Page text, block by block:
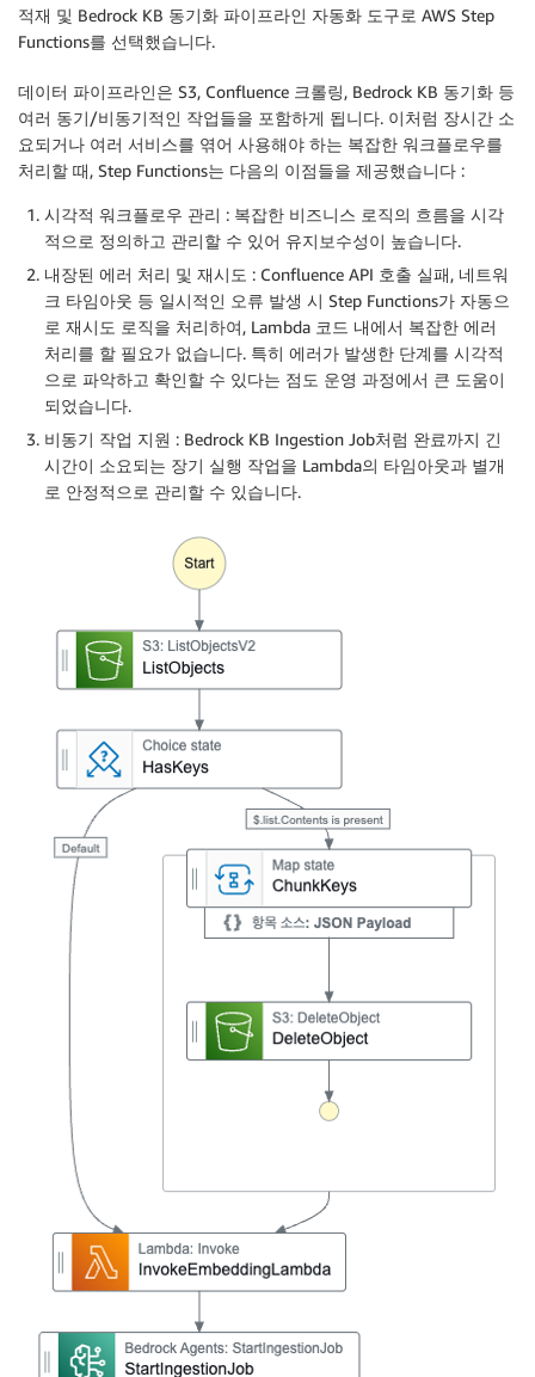
적재 및 Bedrock KB 동기화 파이프라인 자동화 도구로 AWS Step
Functions를 선택했습니다.
데이터 파이프라인은 S3, Confluence 크롤링, Bedrock KB 동기화 등
여러 동기/비동기적인 작업들을 포함하게 됩니다. 이처럼 장시간 소
요되거나 여러 서비스를 엮어 사용해야 하는 복잡한 워크플로우를
처리할 때, Step Functions는 다음의 이점들을 제공했습니다 :
시각적 워크플로우 관리 : 복잡한 비즈니스 로직의 흐름을 시각
적으로 정의하고 관리할 수 있어 유지보수성이 높습니다.
내장된 에러 처리 및 재시도 : Confluence API 호출 실패, 네트워
크 타임아웃 등 일시적인 오류 발생 시 Step Functions가 자동으
로 재시도 로직을 처리하여, Lambda 코드 내에서 복잡한 에러
처리를 할 필요가 없습니다. 특히 에러가 발생한 단계를 시각적
으로 파악하고 확인할 수 있다는 점도 운영 과정에서 큰 도움이
되었습니다.
비동기 작업 지원 : Bedrock KB Ingestion Job처럼 완료까지 긴
시간이 소요되는 장기 실행 작업을 Lambda의 타임아웃과 별개
로 안정적으로 관리할 수 있습니다.